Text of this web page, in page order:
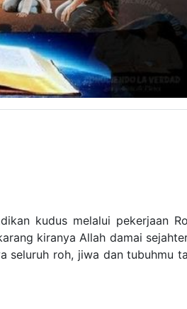
kudus melalui pekerjaan
kiranya Allah damai
seluruh roh, jiwa dan tubuhmu